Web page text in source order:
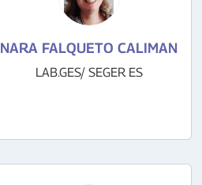
NARA FALQUETO CALIMAN
LAB.GES/ SEGER ES